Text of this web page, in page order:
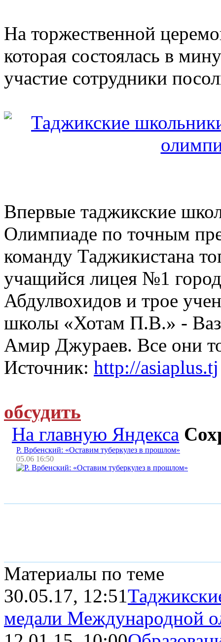
На торжественной
которая состоялась в
участие сотрудники
Впервые таджикские
Олимпиаде по точным
команду Таджикистана
учащийся лицея №1
Абдулвохидов и трое
школы «Хотам П.В.» -
Амир Джураев. Все они
Источник: http://asiaplus.tj
обсудить
На главную Яндекса
Р. Врбенский: «Оставим туберкулез в прошлом»
05.06 16:50
Материалы по теме
30.05.17, 12:51
медали Международной